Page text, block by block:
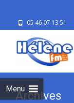
05 46 07 13 51
Menu
Archives